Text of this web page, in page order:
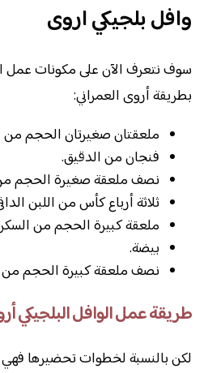
وافل بلجيكي اروى
سوف نتعرف الآن على مكونات عمل
بطريقة أروى العمراني:
ملعقتان صغيرتان الحجم من
فنجان من الدقيق.
نصف ملعقة صغيرة الحجم
ثلاثة أرباع كأس من اللبن
ملعقة كبيرة الحجم من السكر
بيضة.
نصف ملعقة كبيرة الحجم من
طريقة عمل الوافل البلجيكي
لكن بالنسبة لخطوات تحضيرها فهي